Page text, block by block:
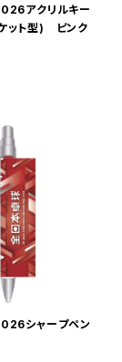
アクリルキー
ット型) ピンク
シャープペン